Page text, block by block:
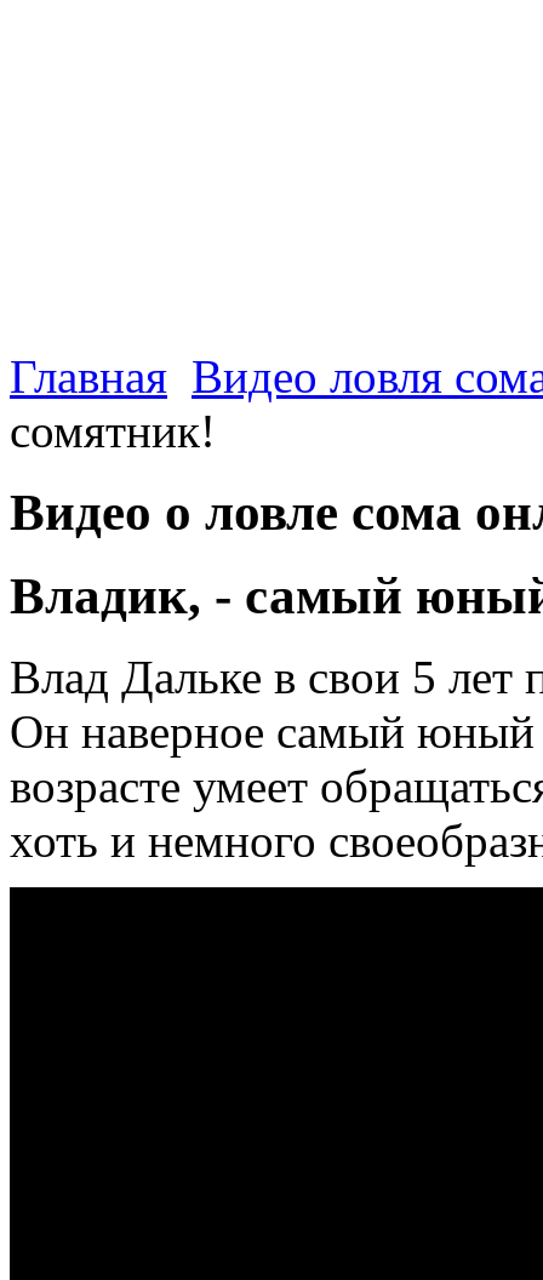
Главная Видео ловля
сомятник!
Видео о ловле сома
Владик, - самый
Влад Дальке в свои 5 лет
Он наверное самый юный
возрасте умеет
хоть и немного